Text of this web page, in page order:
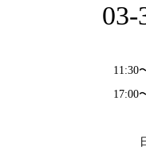
03-
11:30
17:00